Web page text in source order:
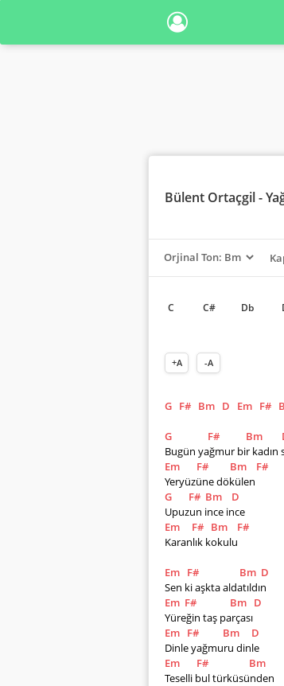
Bülent Ortaçgil-
C C# Db
+A -A
G F# Bm D Em F#
G F# Bm
Bugün yağmur bir kadın
Em
F# Bm
F#
Yeryüzüne dökülen
G
F# Bm
D
Upuzun ince ince
Em
F# Bm
F#
Karanlık kokulu
Em F# Bm D
Sen ki aşkta aldatıldın
Em F# Bm D
Yüreğin taş parçası
Em F# Bm
D
Dinle yağmuru dinle
Em
F#
Bm
Teselli bul türküsünden